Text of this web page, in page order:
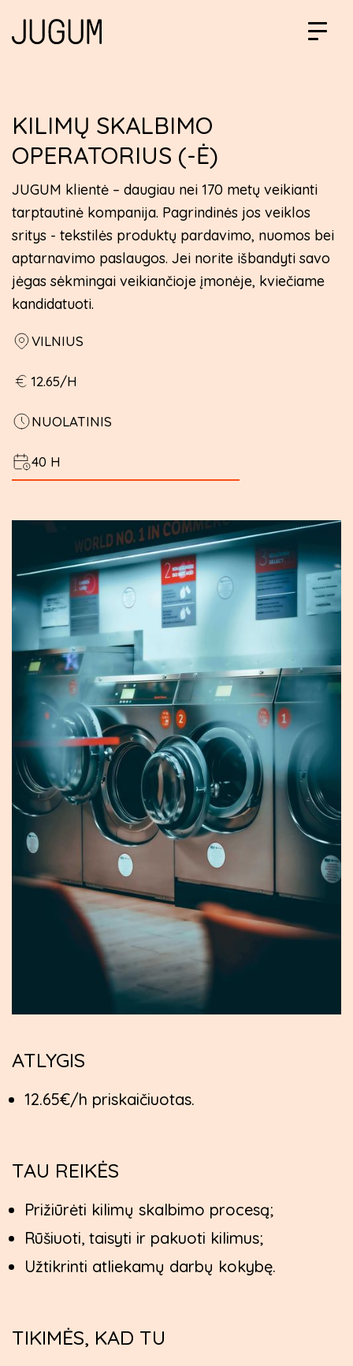
KILIMŲ SKALBIMO
OPERATORIUS (-Ė)
JUGUM klientė – daugiau nei 170 metų veikianti
tarptautinė kompanija. Pagrindinės jos veiklos
sritys - tekstilės produktų pardavimo, nuomos bei
aptarnavimo paslaugos. Jei norite išbandyti savo
jėgas sėkmingai veikiančioje įmonėje, kviečiame
kandidatuoti.
VILNIUS
12.65/H
NUOLATINIS
40 H
ATLYGIS
12.65€/h priskaičiuotas.
TAU REIKĖS
Prižiūrėti kilimų skalbimo procesą;
Rūšiuoti, taisyti ir pakuoti kilimus;
Užtikrinti atliekamų darbų kokybę.
TIKIMĖS, KAD TU